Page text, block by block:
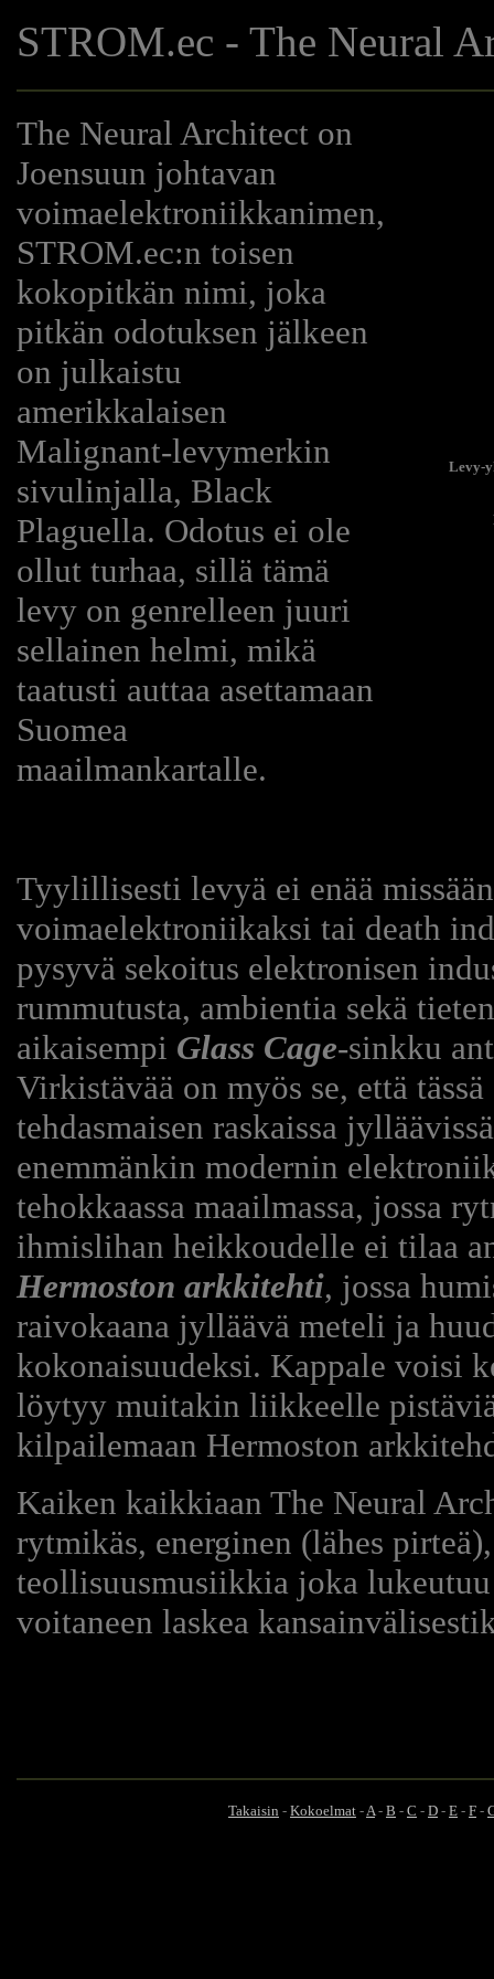
STROM.ec - The Neural
The Neural Architect on
Joensuun johtavan
voimaelektroniikkanimen,
STROM.ec:n toisen
kokopitkän nimi, joka
pitkän odotuksen jälkeen
on julkaistu
amerikkalaisen
Malignant-levymerkin
sivulinjalla, Black
Plaguella. Odotus ei ole
ollut turhaa, sillä tämä
levy on genrelleen juuri
sellainen helmi, mikä
taatusti auttaa asettamaan
Suomea
maailmankartalle.
Levy-
Tyylillisesti levyä ei enää
voimaelektroniikaksi tai death
pysyvä sekoitus elektronisen
rummutusta, ambientia sekä
aikaisempi Glass Cage-sinkku
Virkistävää on myös se, että
tehdasmaisen raskaissa
enemmänkin modernin
tehokkaassa maailmassa, jossa
ihmislihan heikkoudelle ei tilaa
Hermoston arkkitehti, jossa
raivokaana jylläävä meteli ja
kokonaisuudeksi. Kappale voisi
löytyy muitakin liikkeelle
kilpailemaan Hermoston
Kaiken kaikkiaan The Neural
rytmikäs, energinen (lähes
teollisuusmusiikkia joka
voitaneen laskea
Takaisin - Kokoelmat -A- B - C - D - E - F -